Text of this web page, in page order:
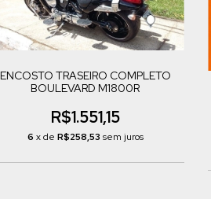
ENCOSTO TRASEIRO COMPLETO
BOULEVARD M1800R
R$1.551,15
6 x de R$258,53 sem juros